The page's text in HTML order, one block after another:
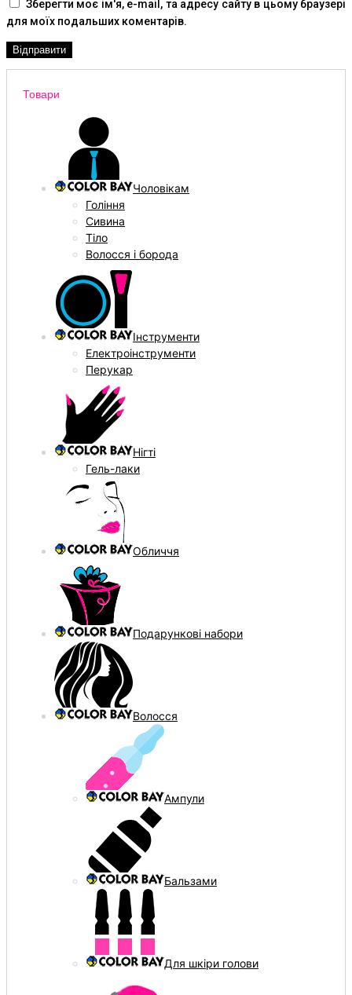
Зберегти моє ім'я, e-mail, та адресу сайту в цьому браузері
для моїх подальших коментарів.
Товари
Чоловікам
Гоління
Сивина
Тіло
Волосся і борода
Інструменти
Електроінструменти
Перукар
Нігті
Гель-лаки
Обличчя
Подарункові набори
Волосся
Ампули
Бальзами
Для шкіри голови